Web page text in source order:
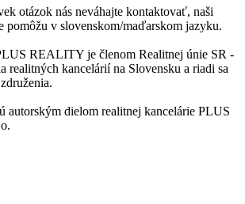
otázok nás neváhajte kontaktovať, naši
pomôžu v slovenskom/maďarskom jazyku.
REALITY je členom Realitnej únie SR -
realitných kancelárií na Slovensku a riadi sa
autorským dielom realitnej kancelárie PLUS